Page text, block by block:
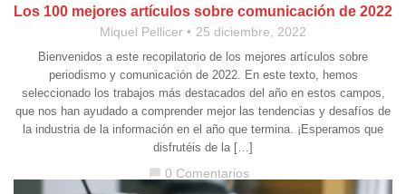
Los 100 mejores artículos sobre comunicación de 2022
Miquel Pellicer 25 diciembre, 2022
Bienvenidos a este recopilatorio de los mejores artículos sobre
periodismo y comunicación de 2022. En este texto, hemos
seleccionado los trabajos más destacados del año en estos campos,
que nos han ayudado a comprender mejor las tendencias y desafíos de
la industria de la información en el año que termina. ¡Esperamos que
disfrutéis de la […]
0 Comentarios